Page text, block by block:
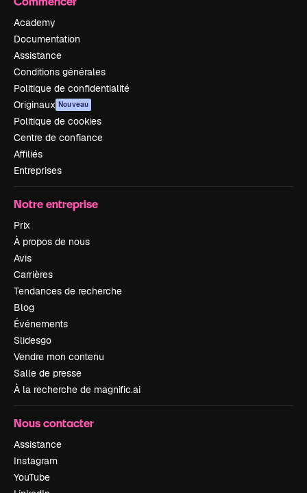
Academy
Documentation
Assistance
Conditions générales
Politique de confidentialité
Originaux Nouveau
Politique de cookies
Centre de confiance
Affiliés
Entreprises
Notre entreprise
Prix
À propos de nous
Avis
Carrières
Tendances de recherche
Blog
Événements
Slidesgo
Vendre mon contenu
Salle de presse
À la recherche de magnific.ai
Nous contacter
Assistance
Instagram
YouTube